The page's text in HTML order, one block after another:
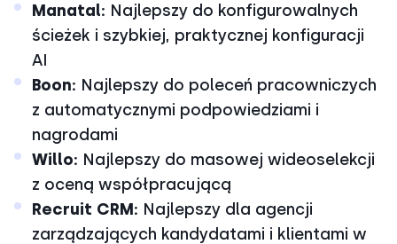
Manatal: Najlepszy do konfigurowalnych
ścieżek i szybkiej, praktycznej konfiguracji
AI
Boon: Najlepszy do poleceń pracowniczych
z automatycznymi podpowiedziami i
nagrodami
Willo: Najlepszy do masowej wideoselekcji
z oceną współpracującą
Recruit CRM: Najlepszy dla agencji
zarządzających kandydatami i klientami w